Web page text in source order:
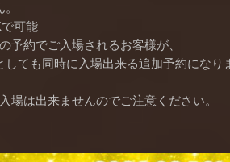
可能
予約でご入場されるお客様が、
しても同時に入場出来る追加予約になり
場は出来ませんのでご注意ください。